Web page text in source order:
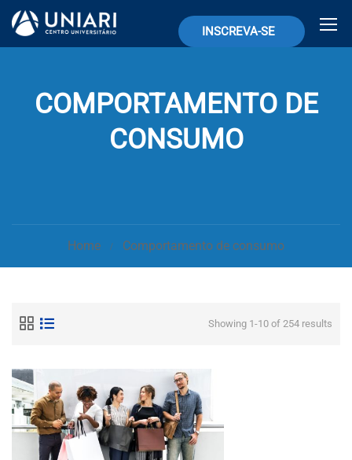
INSCREVA-SE
COMPORTAMENTO DE
CONSUMO
Home Comportamento de consumo
Showing 1-10 of 254 results